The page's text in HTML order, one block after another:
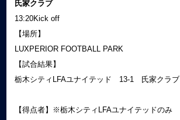
氏家クラブ
13:20Kick off
【場所】
LUXPERIOR FOOTBALL PARK
【試合結果】
栃木シティLFAユナイテッド 13-1 氏家クラブ
【得点者】※栃木シティLFAユナイテッドのみ